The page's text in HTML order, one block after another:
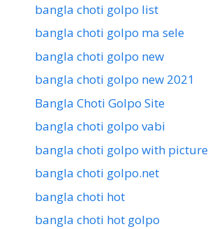
bangla choti golpo list
bangla choti golpo ma sele
bangla choti golpo new
bangla choti golpo new 2021
Bangla Choti Golpo Site
bangla choti golpo vabi
bangla choti golpo with picture
bangla choti golpo.net
bangla choti hot
bangla choti hot golpo